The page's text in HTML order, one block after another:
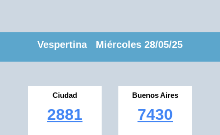
Vespertina Miércoles 28/05/25
Ciudad
2881
Buenos Aires
7430